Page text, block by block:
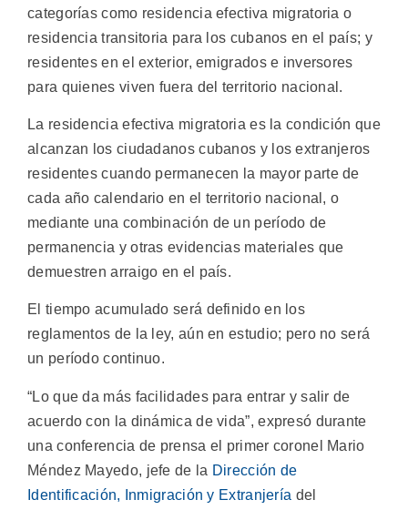
categorías como residencia efectiva migratoria o
residencia transitoria para los cubanos en el país; y
residentes en el exterior, emigrados e inversores
para quienes viven fuera del territorio nacional.
La residencia efectiva migratoria es la condición que
alcanzan los ciudadanos cubanos y los extranjeros
residentes cuando permanecen la mayor parte de
cada año calendario en el territorio nacional, o
mediante una combinación de un período de
permanencia y otras evidencias materiales que
demuestren arraigo en el país.
El tiempo acumulado será definido en los
reglamentos de la ley, aún en estudio; pero no será
un período continuo.
“Lo que da más facilidades para entrar y salir de
acuerdo con la dinámica de vida”, expresó durante
una conferencia de prensa el primer coronel Mario
Méndez Mayedo, jefe de la Dirección de
Identificación, Inmigración y Extranjería del